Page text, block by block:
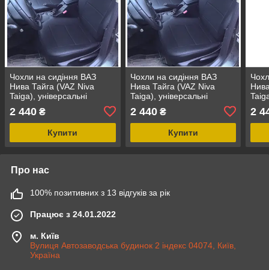
Чохли на сидіння ВАЗ
Нива Тайга (VAZ Niva
Taiga), універсальні
Україні
2 440 ₴
Купити
Чохли на сидіння ВАЗ
Нива Тайга (VAZ Niva
Taiga), універсальні
Україні
2 440₴
Купити
2
Про нас
100% позитивних з 13 відгуків за рік
Працює з 24.01.2022
м. Київ
Вулиця Автозаводська будинок 2 індекс 04074, Київ,
Україна